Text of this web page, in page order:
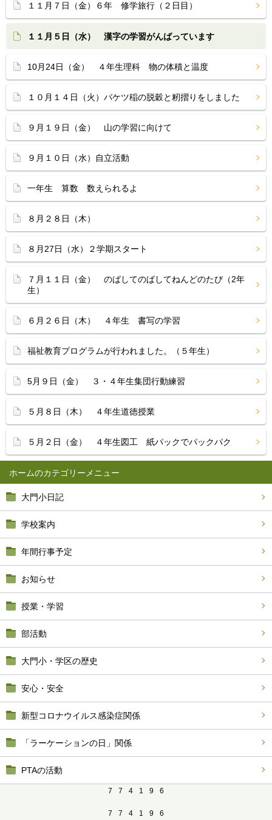
ホーム
大門小日記
学校案内
年間行事予定
お知らせ
授業・学習
部活動
大門小・学区の歴史
安心・安全
新型コロナウイルス感染症関係
「ラーケーションの日」関係
PTAの活動
7 7 4 1 9 6
7 7 4 1 9 6
１１月７日（金）６年 修学旅行（２日目）
１１月５日（水） 漢字の学習がんばっています
10月24日（金） ４年生理科 物の体積と温度
１０月１４日（火）バケツ稲の脱穀と籾摺りをしました
９月１９日（金） 山の学習に向けて
９月１０日（水）自立活動
一年生 算数 数えられるよ
８月２８日（木）
８月27日（水）２学期スタート
７月１１日（金） のばしてのばしてねんどのたび（2年
生）
６月２６日（木） ４年生 書写の学習
福祉教育プログラムが行われました。（５年生）
5月９日（金） ３・４年生集団行動練習
５月８日（木） ４年生道徳授業
５月２日（金） ４年生図工 紙パックでパックパク